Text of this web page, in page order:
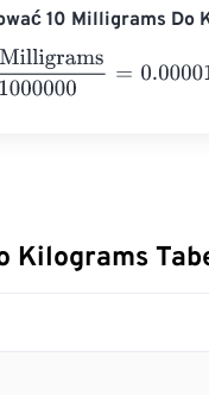
10 Milligrams Do
1000000 0.00001
Kilograms